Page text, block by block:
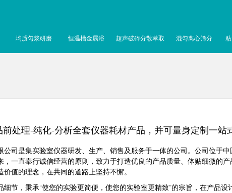
均质匀浆研磨 恒温槽金属浴 超声破碎分散萃取 混匀离心筛分
处理-纯化-分析全套仪器耗材产品，并可量身定制一站
是集实验室仪器研发、生产、销售及服务于一体的公司。公司位于中
，一直奉行诚信经营的原则，致力于打造优良的产品质量、体贴细微的
值的理念，在共同的道路上坚持不懈。
，秉承“使您的实验更简便，使您的实验室更精致”的宗旨，在产品设